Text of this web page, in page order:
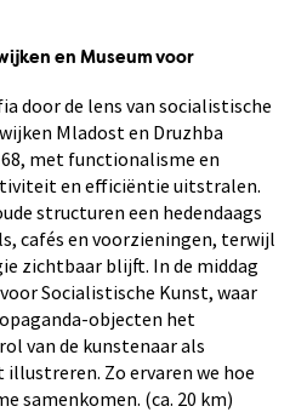
en Museum voor
door de lens van socialistische
Mladost en Druzhba
met functionalisme en
en efficiëntie uitstralen.
structuren een hedendaags
cafés en voorzieningen, terwijl
zichtbaar blijft. In de middag
Socialistische Kunst, waar
objecten het
van de kunstenaar als
illustreren. Zo ervaren we hoe
samenkomen. (ca. 20 km)